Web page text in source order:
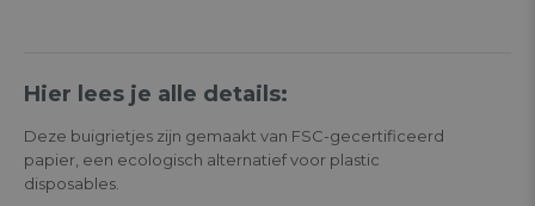
Hier lees je alle details:
Deze buigrietjes zijn gemaakt van FSC-gecertificeerd
papier, een ecologisch alternatief voor plastic
disposables.